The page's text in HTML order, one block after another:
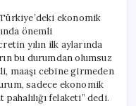
Almadan
Düşünüyor”
için
ekonomik
önemli
yılın ilk aylarında
bu durumdan olumsuz
maaşı cebine girmeden
sadece ekonomik
felaketi” dedi.